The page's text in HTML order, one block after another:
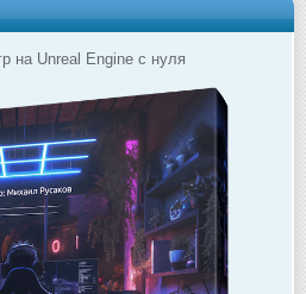
на Unreal Engine с нуля